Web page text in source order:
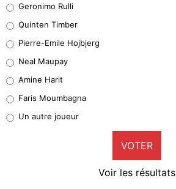
32%
5%
1%
9%
Geronimo Rulli
Quinten Timber
Pierre-Emile Hojbjerg
Neal Maupay
Amine Harit
Faris Moumbagna
Un autre joueur
VOTER
Voir les résultats